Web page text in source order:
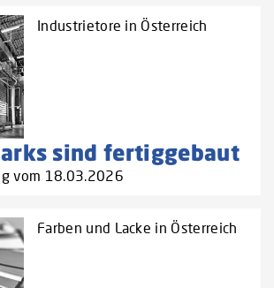
Industrietore in Österreich
sind fertiggebaut
vom 18.03.2026
Farben und Lacke in Österreich